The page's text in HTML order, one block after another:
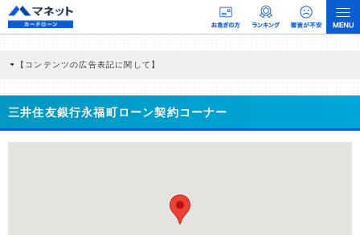
【コンテンツの広告表記に関して】
商品を根拠なくPRするものではなく、当編集部の調査／ユーザーへの口コミ収集な
どに基づき、公平性を担保した情報提供を行っています。
>提携企業一覧
三井住友銀行永福町ローン契約コーナー